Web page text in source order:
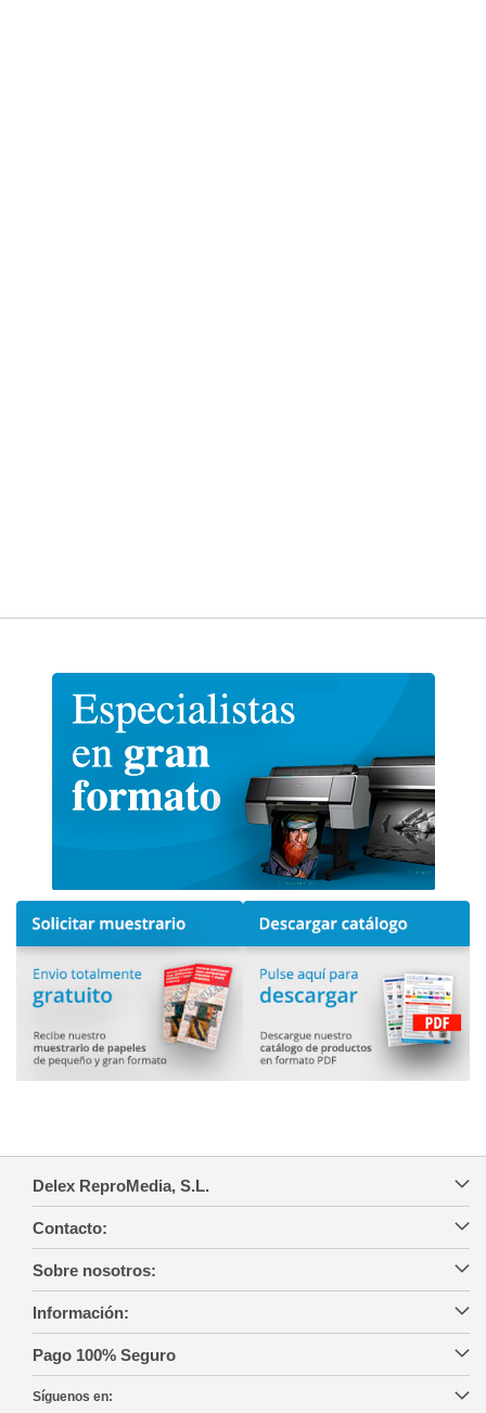
Delex ReproMedia, S.L.
Contacto:
Sobre nosotros:
Información:
Pago 100% Seguro
Síguenos en: